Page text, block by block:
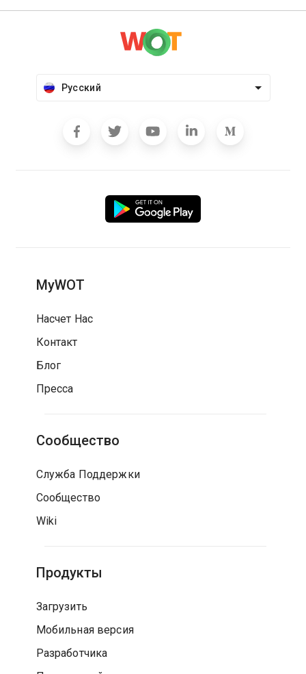
Русский
MyWOT
Насчет Нас
Контакт
Блог
Пресса
Сообщество
Служба Поддержки
Сообщество
Wiki
Продукты
Загрузить
Мобильная версия
Разработчика